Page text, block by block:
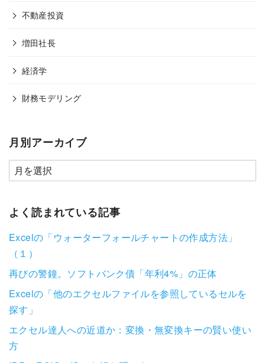
不動産投資
増田社長
経済学
財務モデリング
月別アーカイブ
よく読まれている記事
Excelの「ウォーターフォールチャートの作成方法」
（１）
再びの警鐘。ソフトバンク債「年利4%」の正体
Excelの「他のエクセルファイルを参照しているセルを
探す」
エクセル達人への近道か：変換・無変換キーの賢い使い
方